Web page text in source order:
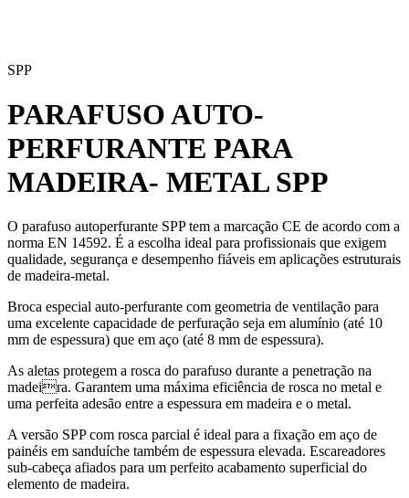
SPP
PARAFUSO AUTO-
PERFURANTE PARA
MADEIRA- METALSPP
O parafuso autoperfurante SPP tem a marcação CE de acordo com a
norma EN 14592. É a escolha ideal para profissionais que exigem
qualidade, segurança e desempenho fiáveis em aplicações estruturais
de madeira-metal.
Broca especial auto-perfurante com geometria de ventilação para
uma excelente capacidade de perfuração seja em alumínio (até 10
mm de espessura) que em aço (até 8 mm de espessura).
As aletas protegem a rosca do parafuso durante a penetração na
madeira. Garantem uma máxima eficiência de rosca no metal e
uma perfeita adesão entre a espessura em madeira e o metal.
A versão SPP com rosca parcial é ideal para a fixação em aço de
painéis em sanduíche também de espessura elevada. Escareadores
sub-cabeça afiados para um perfeito acabamento superficial do
elemento de madeira.